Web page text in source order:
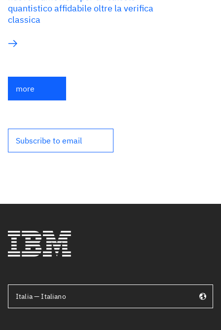
quantistico affidabile oltre la verifica
classica
more
Subscribe to email
Italia — Italiano